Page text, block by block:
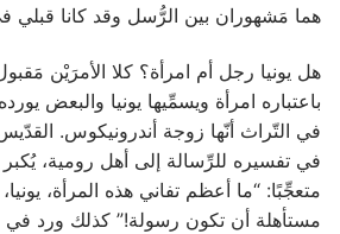
هما مَشهوران بين الرُّسل وقد كانا قبلي
هل يونيا رجل أم امرأة؟ كلا الأمرَيْن
باعتباره امرأة ويسمِّيها يونيا والبعض
في التّراث أنّها زوجة أندرونيكوس.
في تفسيره للرِّسالة إلى أهل رومية، يُكبر
متعجِّبًا: “ما أعظم تفاني هذه المرأة،
مستأهلة أن تكون رسولة!” كذلك ورد في